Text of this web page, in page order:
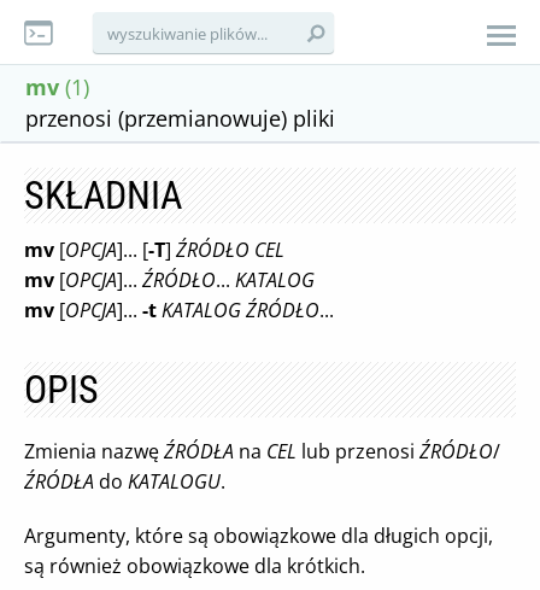
mv (1)
przenosi (przemianowuje) pliki
SKŁADNIA
mv [OPCJA]... [-T] ŹRÓDŁO CEL
mv [OPCJA]... ŹRÓDŁO... KATALOG
mv [OPCJA]... -tKATALOG ŹRÓDŁO...
OPIS
Zmienia nazwęŹRÓDŁA na CEL lub przenosi ŹRÓDŁO/
ŹRÓDŁAdo KATALOGU.
Argumenty, które są obowiązkowe dla długich opcji,
są również obowiązkowe dla krótkich.